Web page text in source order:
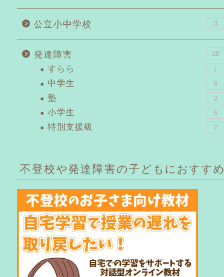
公立小中学校 3
発達障害 28
すらら 1
中学生 8
塾 2
小学生 5
特別支援級 7
不登校や発達障害の子どもにおすすめ